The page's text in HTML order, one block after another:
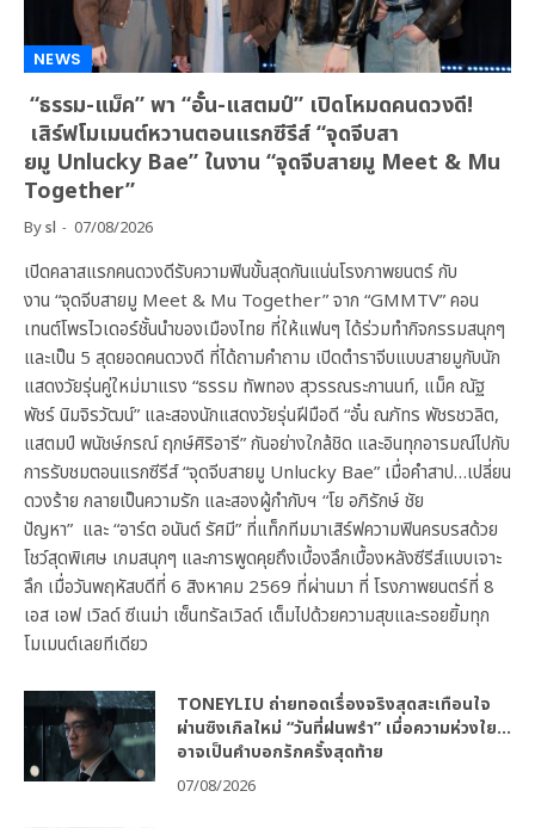
NEWS
“ธรรม-แม็ค” พา “อั๋น-แสตมป์” เปิดโหมดคนดวงดี!
เสิร์ฟโมเมนต์หวานตอนแรกซีรีส์ “จุดจีบสา
ยมู Unlucky Bae” ในงาน “จุดจีบสายมู Meet & Mu
Together”
Bysl 07/08/2026
เปิดคลาสแรกคนดวงดีรับความฟินขั้นสุดกันแน่นโรงภาพยนตร์ กับ
งาน “จุดจีบสายมู Meet & Mu Together” จาก “GMMTV” คอน
เทนต์โพรไวเดอร์ชั้นนำของเมืองไทย ที่ให้แฟนๆ ได้ร่วมทำกิจกรรมสนุกๆ
และเป็น 5 สุดยอดคนดวงดี ที่ได้ถามคำถาม เปิดตำราจีบแบบสายมูกับนัก
แสดงวัยรุ่นคู่ใหม่มาแรง “ธรรม ทัพทอง สุวรรณระกานนท์, แม็ค ณัฐ
พัชร์ นิมจิรวัฒน์” และสองนักแสดงวัยรุ่นฝีมือดี “อั๋น ณภัทร พัชรชวลิต,
แสตมป์ พนัชษ์กรณ์ ฤกษ์ศิริอารี” กันอย่างใกล้ชิด และอินทุกอารมณ์ไปกับ
การรับชมตอนแรกซีรีส์ “จุดจีบสายมู Unlucky Bae” เมื่อคำสาป…เปลี่ยน
ดวงร้าย กลายเป็นความรัก และสองผู้กำกับฯ “โย อภิรักษ์ ชัย
ปัญหา” และ “อาร์ต อนันต์ รัศมี” ที่แท็กทีมมาเสิร์ฟความฟินครบรสด้วย
โชว์สุดพิเศษ เกมสนุกๆ และการพูดคุยถึงเบื้องลึกเบื้องหลังซีรีส์แบบเจาะ
ลึก เมื่อวันพฤหัสบดีที่ 6 สิงหาคม 2569 ที่ผ่านมา ที่ โรงภาพยนตร์ที่ 8
เอส เอฟ เวิลด์ ซีเนม่า เซ็นทรัลเวิลด์ เต็มไปด้วยความสุขและรอยยิ้มทุก
โมเมนต์เลยทีเดียว
TONEYLIU ถ่ายทอดเรื่องจริงสุดสะเทือนใจ
ผ่านซิงเกิลใหม่ “วันที่ฝนพรำ” เมื่อความห่วงใย…
อาจเป็นคำบอกรักครั้งสุดท้าย
07/08/2026